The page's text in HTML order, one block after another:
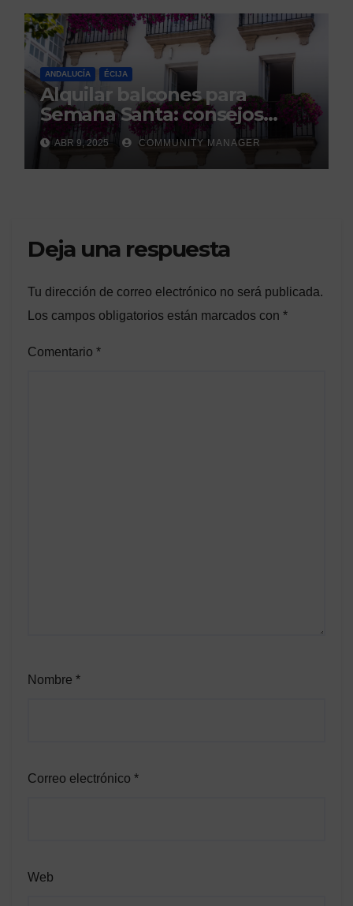
ANDALUCÍA ÉCIJA
Alquilar balcones para
Semana Santa: consejos
legales de la Asociación
Española de Consumidores.
ABR 9, 2025 COMMUNITY MANAGER
Deja una respuesta
Tu dirección de correo electrónico no será publicada.
Los campos obligatorios están marcados con *
Comentario *
Nombre *
Correo electrónico *
Web